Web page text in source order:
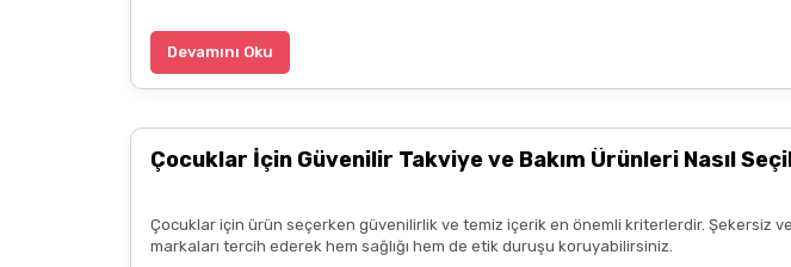
B... P... | 11/04/2025
diliyorum.
Zeynep Akgöz | 25/03/2025
Devamını Oku
Çocuklar İçin Güvenilir Takviye ve Bakım Ürünleri Nasıl
Çocuklar için ürün seçerken güvenilirlik ve temiz içerik en önemli kriterlerdir. Şekersiz
markaları tercih ederek hem sağlığı hem de etik duruşu koruyabilirsiniz.